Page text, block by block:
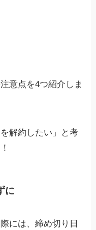
意点を4つ紹介しま
解約したい」と考
に
には、締め切り日